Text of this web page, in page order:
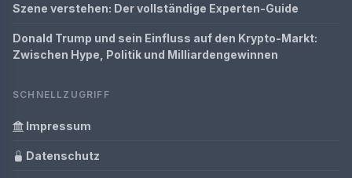
Szene verstehen: Der vollständige Experten-Guide
Donald Trump und sein Einfluss auf den Krypto-Markt:
Zwischen Hype, Politik und Milliardengewinnen
SCHNELLZUGRIFF
Impressum
Datenschutz